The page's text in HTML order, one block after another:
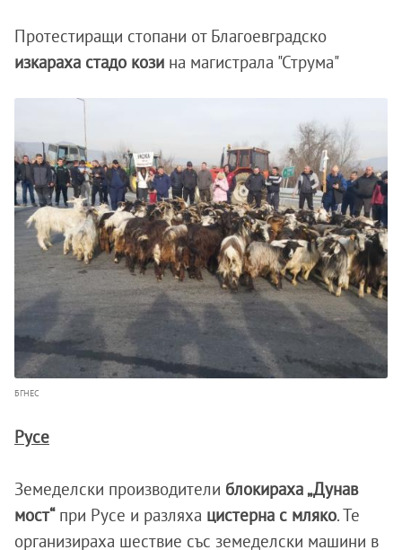
Протестиращи стопани от Благоевградско
изкараха стадо кози на магистрала "Струма"
БГНЕС
Русе
Земеделски производители блокираха „Дунав
мост“при Русе и разляха цистерна с мляко. Те
организираха шествие със земеделски машини в